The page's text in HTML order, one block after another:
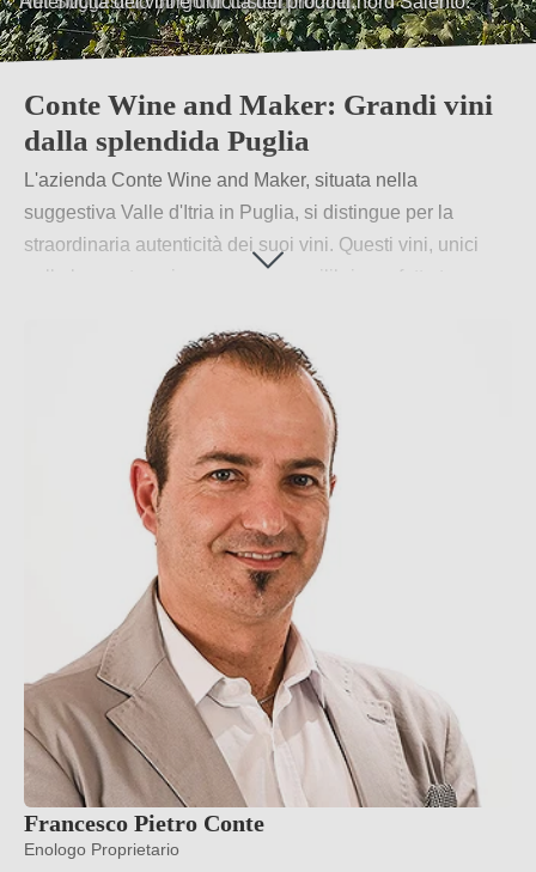
Conte Wine and Maker: Grandi vini
dalla splendida Puglia
L'azienda Conte Wine and Maker, situata nella
suggestiva Valle d'Itria in Puglia, si distingue per la
straordinaria autenticità dei suoi vini. Questi vini, unici
nella loro natura, incarnano un equilibrio perfetto tra
esplorare l'Italia, in particolare la Puglia, attraverso i loro
vini prodotti nelle colline dell'entroterra pugliese, tra il Mar
Ionio e l'Adriatico.
Per saperne di più
Francesco Pietro Conte
Enologo Proprietario